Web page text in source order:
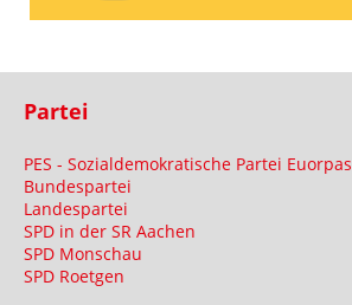
Partei
PES - Sozialdemokratische Partei Euorpas
Bundespartei
Landespartei
SPD in der SR Aachen
SPD Monschau
SPD Roetgen